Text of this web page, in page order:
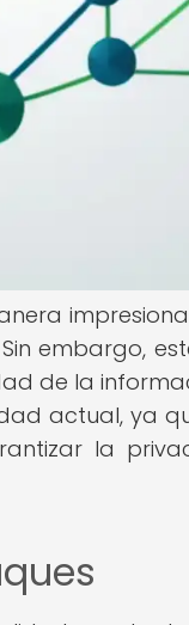
embargo,
de la
actual, ya
la